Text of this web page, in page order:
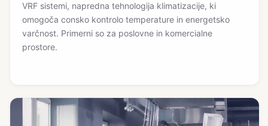
VRF sistemi, napredna tehnologija klimatizacije, ki
omogoča consko kontrolo temperature in energetsko
varčnost. Primerni so za poslovne in komercialne
prostore.